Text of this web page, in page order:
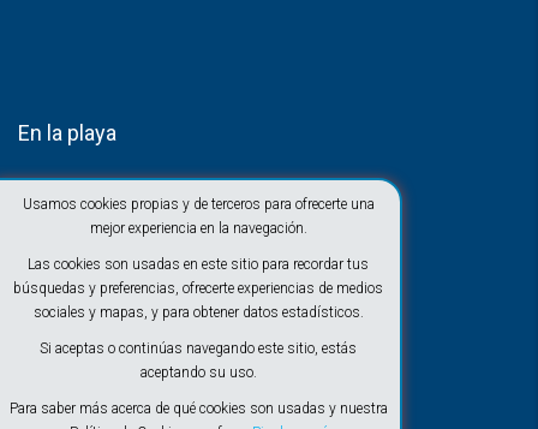
Usamos cookies propias y de terceros para ofrecerte una
mejor experiencia en la navegación.
Las cookies son usadas en este sitio para recordar tus
búsquedas y preferencias, ofrecerte experiencias de medios
sociales y mapas, y para obtener datos estadísticos.
Si aceptas o continúas navegando este sitio, estás
aceptando su uso.
Para saber más acerca de qué cookies son usadas y nuestra
En la playa